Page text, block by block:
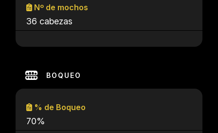
Nº de mochos
36 cabezas
BOQUEO
% de Boqueo
70%